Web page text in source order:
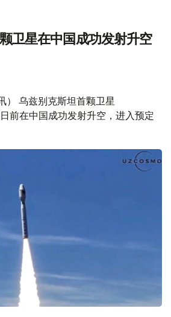
卫星在中国成功发射升空
） 乌兹别克斯坦首颗卫星
前在中国成功发射升空，进入预定